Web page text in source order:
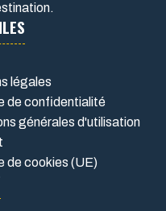
légales
de confidentialité
générales d'utilisation
de cookies (UE)